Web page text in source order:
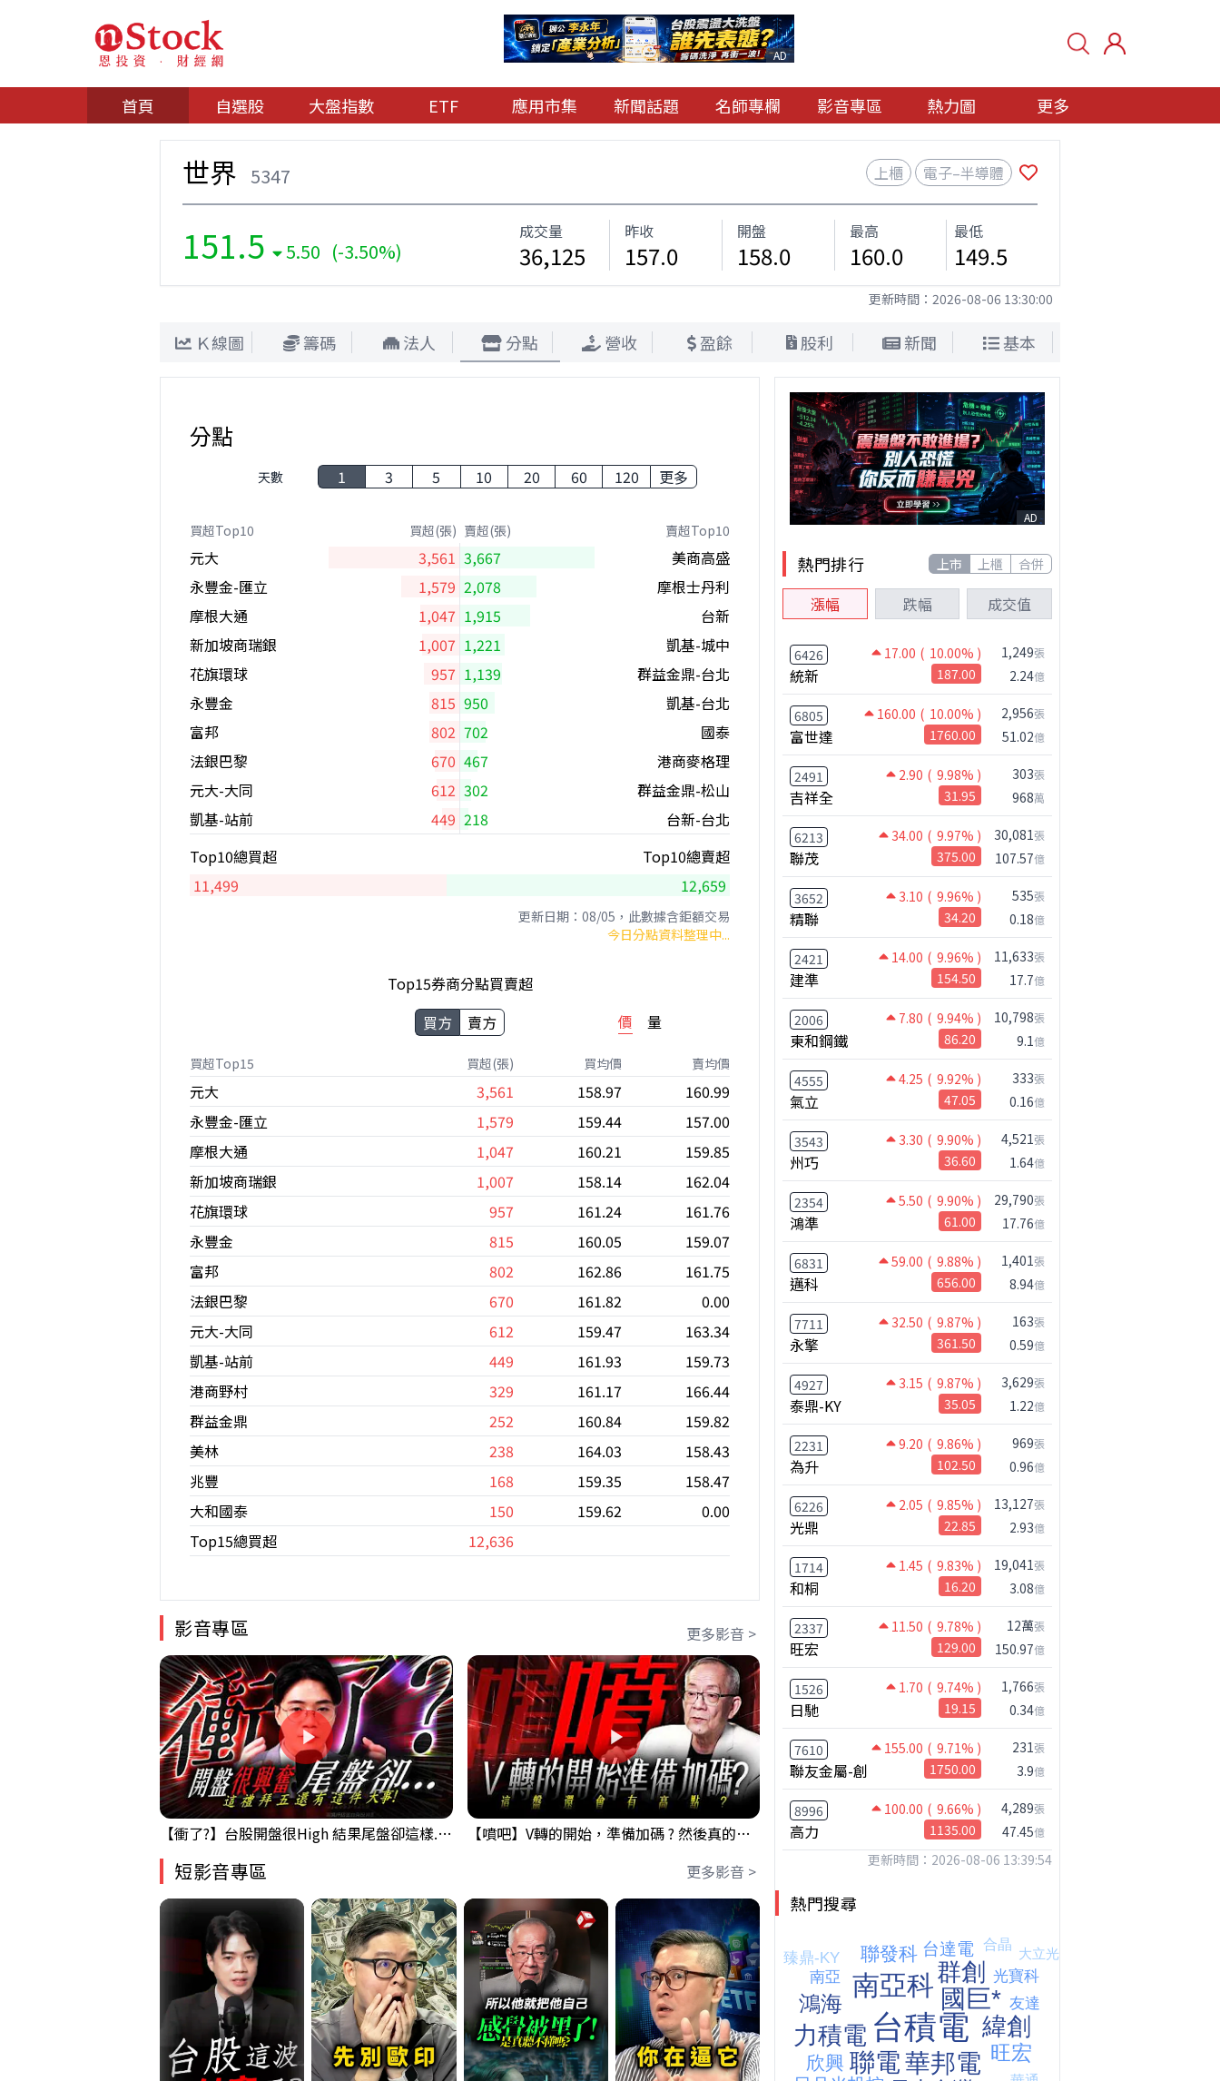
AD
首頁 自選股 大盤指數 ETF 應用市集 新聞話題 名師專欄 影音專區 熱力圖 更多
世界 5347 上櫃 電子–半導體
151.5 5.50 (-3.50%)
成交量
36,125
昨收
157.0
開盤
158.0
最高
160.0
最低
149.5
更新時間： 2026-08-06 13:30:00
Ｋ線圖 籌碼 法人 分點 營收 盈餘 股利 新聞 基本
分點
天數 1 3 5 10 20 60 120 更多
買超Top10 買超(張) 賣超(張) 賣超Top10
元大 3,561 3,667
美商高盛
永豐金-匯立
1,579 2,078
摩根士丹利
摩根大通
1,047 1,915
台新
新加坡商瑞銀
1,007 1,221
凱基-城中
花旗環球
957 1,139
群益金鼎-台北
永豐金
815 950
凱基-台北
富邦
802 702
國泰
法銀巴黎
670 467
港商麥格理
元大-大同
612 302
群益金鼎-松山
凱基-站前
449 218
台新-台北
Top10總買超
Top10總賣超
11,499
12,659
更新日期：08/05，此數據含鉅額交易
今日分點資料整理中...
Top15券商分點買賣超
買方
賣方 價 量
買超Top15 買超(張) 買均價 賣均價
元大 3,561 158.97
160.99
永豐金-匯立
1,579 159.44
157.00
摩根大通
1,047 160.21
159.85
新加坡商瑞銀
1,007 158.14
162.04
花旗環球
957 161.24
161.76
永豐金
815 160.05
159.07
富邦
802 162.86
161.75
法銀巴黎
670 161.82
0.00
元大-大同
612 159.47
163.34
凱基-站前
449 161.93
159.73
港商野村
329 161.17
166.44
群益金鼎
252 160.84
159.82
美林
238 164.03
158.43
兆豐
168 159.35
158.47
大和國泰
150 159.62
0.00
Top15總買超
12,636
影音專區 更多影音 >
【衝了?】台股開盤很High 結果尾盤卻這樣... 錢進大趨勢 Mr.智霖 陳 2026/08/05 【噴吧】V轉的開始，準備加碼 ? 然後真的還有高點 ?｜ 盤後講股 Mr.永年 李 2026 / 08 / 05
短影音專區 更多影音 >
AD
熱門排行 上市 上櫃 合併
漲幅 跌幅 成交值
6426 17.00 ( 10.00% )
統新 187.00
1,249張
2.24億
6805 160.00 ( 10.00% )
富世達 1760.00
2,956張
51.02億
2491 2.90 ( 9.98% )
吉祥全 31.95
303張
968萬
6213 34.00 ( 9.97% )
聯茂 375.00
30,081張
107.57億
3652 3.10 ( 9.96% )
精聯 34.20
535張
0.18億
2421 14.00 ( 9.96% )
建準 154.50
11,633張
17.7億
2006 7.80 ( 9.94% )
東和鋼鐵 86.20
10,798張
9.1億
4555 4.25 ( 9.92% )
氣立 47.05
333張
0.16億
3543 3.30 ( 9.90% )
州巧 36.60
4,521張
1.64億
2354 5.50 ( 9.90% )
鴻準 61.00
29,790張
17.76億
6831 59.00 ( 9.88% )
邁科 656.00
1,401張
8.94億
7711 32.50 ( 9.87% )
永擎 361.50
163張
0.59億
4927 3.15 ( 9.87% )
泰鼎-KY 35.05
3,629張
1.22億
2231 9.20 ( 9.86% )
為升 102.50
969張
0.96億
6226 2.05 ( 9.85% )
光鼎 22.85
13,127張
2.93億
1714 1.45 ( 9.83% )
和桐 16.20
19,041張
3.08億
2337 11.50 ( 9.78% )
旺宏 129.00
12萬張
150.97億
1526 1.70 ( 9.74% )
日馳 19.15
1,766張
0.34億
7610 155.00 ( 9.71% )
聯友金屬-創 1750.00
231張
3.9億
8996 100.00 ( 9.66% )
高力 1135.00
4,289張
47.45億
更新時間：2026-08-06 13:39:54
熱門搜尋